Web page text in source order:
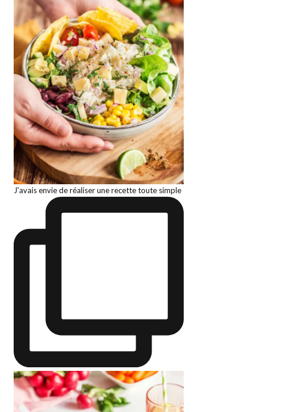
J'avais envie de réaliser une recette toute simple